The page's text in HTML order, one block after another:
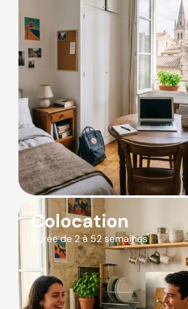
Colocation
Durée de 2 à 52 semaines